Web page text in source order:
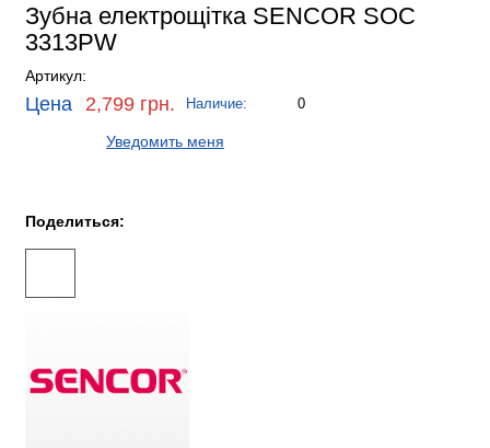
Зубна електрощітка SENCOR SOC
3313PW
Артикул:
Цена 2,799 грн. Наличие: 0
Уведомить меня
Поделиться: